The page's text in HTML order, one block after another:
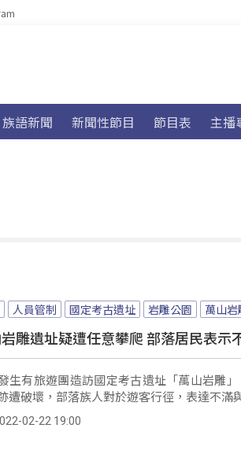
族語新聞 新聞性節目 節目表 主播
人員管制 國定考古遺址 岩雕公園 萬山岩
雕遺址疑遭任意攀爬 部落居民表示
生有旅遊團造訪國定考古遺址「萬山岩雕
遭破壞，部落族人對於遊客行徑，表達不滿
02-22 19:00